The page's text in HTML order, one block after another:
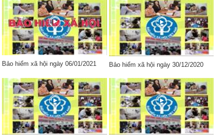
Bảo hiểm xã hội ngày 06/01/2021 Bảo hiểm xã hội ngày 30/12/2020